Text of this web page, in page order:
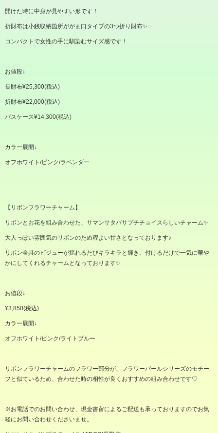
開けた時に中身が見やすい形です！
折財布は小銭収納箇所ががま口タイプの3つ折り財布✨
コンパクトで女性の手に馴染むサイズ感です！
お値段↓
長財布¥25,300(税込)
折財布¥22,000(税込)
パスケース¥14,300(税込)
カラー展開 ↓
オフホワイト /ピンク/ラベンダー
【リボンフラワーチャーム】
リボンとお花を組み合わせた、サマンサタバサプチチョイスらしいチャーム✨
大人っぽい雰囲気のリボンのため程よい甘さとなっております♪
リボン金具のビジューが揺れるたびキラキラと輝き、付けるだけで一気に華や
かにしてくれるチャームとなっております✨
お値段↓
¥3,850(税込)
カラー展開↓
オフホワイト /ピンク/ライトブルー
リボンフラワーチャームのフラワー部分が、フラワーパールシリーズのモチー
フと似ているため、合わせた時の相性が良くおすすめの組み合わせです♡
※お電話でのお問い合わせ、現金書留によるご配送も承っておりますのでお気
軽にお問い合わせくださいませ。